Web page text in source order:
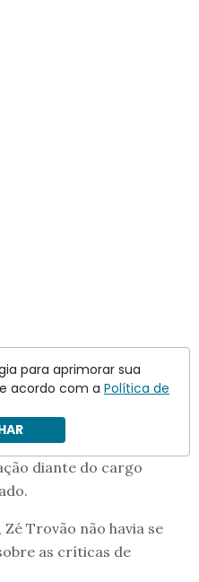
Eduardo traz um vídeo
rotina de precisar
do presidente
postagem original
diante do cargo
Trovão não havia se
as críticas de
para aprimorar sua
acordo com a Política de